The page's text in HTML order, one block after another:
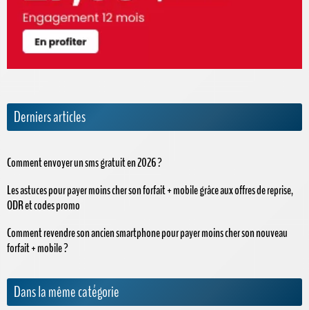
Derniers articles
Comment envoyer un sms gratuit en 2026 ?
Les astuces pour payer moins cher son forfait + mobile grâce aux offres de reprise,
ODR et codes promo
Comment revendre son ancien smartphone pour payer moins cher son nouveau
forfait + mobile ?
Dans la même catégorie